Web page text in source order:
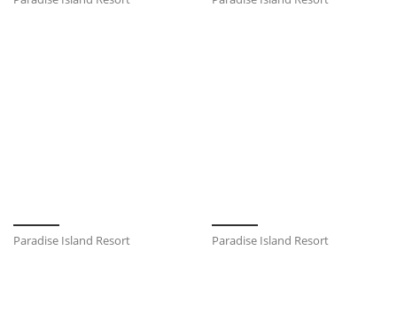
Paradise Island Resort Paradise Island Resort